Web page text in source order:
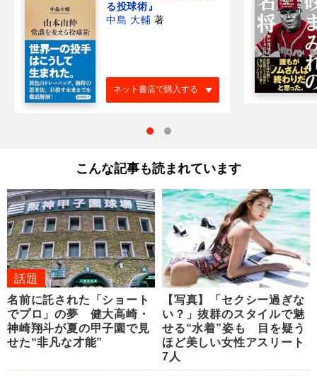
る投球術』
中島 大輔 著
ネット書店で購入する
こんな記事も読まれています
話題
名前に託された「ショート
でプロ」の夢 健大高崎・
神崎翔斗が夏の甲子園で見
せた“非凡な才能”
【写真】「セクシー過ぎな
い？」抜群のスタイルで魅
せる“水着”姿も 目を疑う
ほど美しい女性アスリート
7人